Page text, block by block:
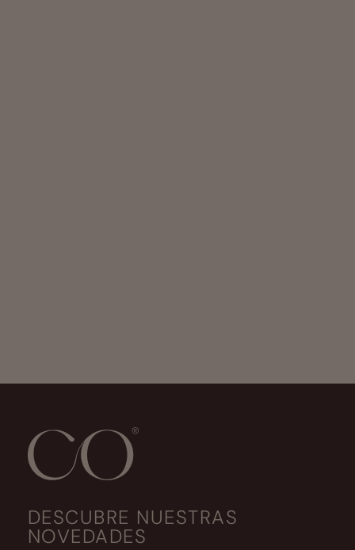
DESCUBRE NUESTRAS
NOVEDADES